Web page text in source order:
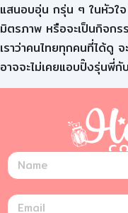
แสนอบอุ่น กรุ่น ๆ ในหัวใจ
มิตรภาพ หรือจะเป็นกิจกร
เราว่าคนไทยทุกคนที่ได้ดู
อาจจะไม่เคยแอบปิ๊งรุ่นพี่